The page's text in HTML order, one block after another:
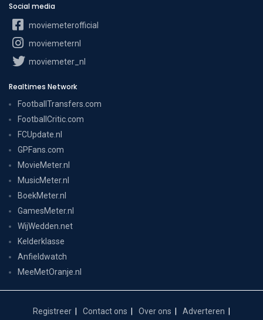
Social media
moviemeterofficial
moviemeternl
moviemeter_nl
Realtimes Network
FootballTransfers.com
FootballCritic.com
FCUpdate.nl
GPFans.com
MovieMeter.nl
MusicMeter.nl
BoekMeter.nl
GamesMeter.nl
WijWedden.net
Kelderklasse
Anfieldwatch
MeeMetOranje.nl
Registreer Contact ons Over ons
Adverteren